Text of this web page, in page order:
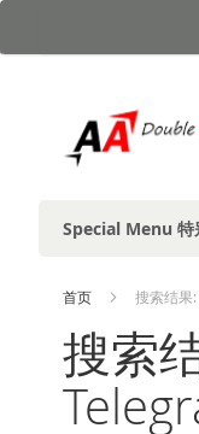
到
Special Menu 特
首页 搜索结
搜索